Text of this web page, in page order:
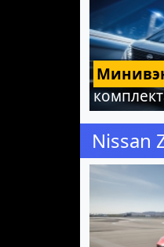
Nissan